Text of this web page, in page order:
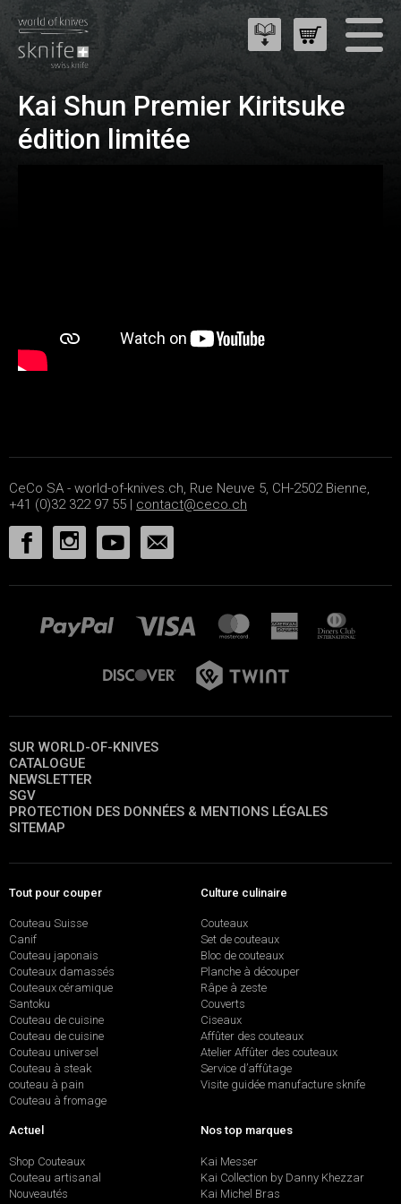
Kai Shun Premier Kiritsuke
édition limitée
CeCo SA - world-of-knives.ch, Rue Neuve 5, CH-2502 Bienne,
+41 (0)32 322 97 55 | contact@ceco.ch
SUR WORLD-OF-KNIVES
CATALOGUE
NEWSLETTER
SGV
PROTECTION DES DONNÉES & MENTIONS LÉGALES
SITEMAP
Tout pour couper
Couteau Suisse
Canif
Couteau japonais
Couteaux damassés
Couteaux céramique
Santoku
Couteau de cuisine
Couteau de cuisine
Couteau universel
Couteau à steak
couteau à pain
Couteau à fromage
Culture culinaire
Couteaux
Set de couteaux
Bloc de couteaux
Planche à découper
Râpe à zeste
Couverts
Ciseaux
Affûter des couteaux
Atelier Affûter des couteaux
Service d’affûtage
Visite guidée manufacture sknife
Actuel
Shop Couteaux
Couteau artisanal
Nouveautés
Nos top marques
Kai Messer
Kai Collection by Danny Khezzar
Kai Michel Bras